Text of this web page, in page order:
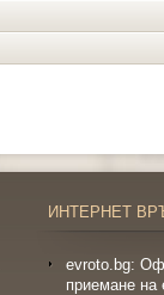
ИНТЕРНЕТ
evroto.bg:
приемане на